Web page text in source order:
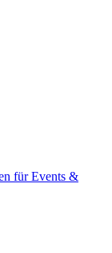
für Events &